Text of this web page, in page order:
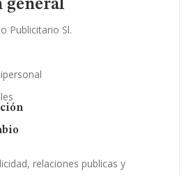
general
Publicitario Sl.
relaciones publicas y